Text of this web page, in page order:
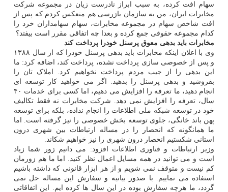
سهام افت کرده، به سبب ابراز نادرست زیان در مجموعه شرکت
مخابرات ایران، من به سازمان بازرسی هم منعکس کردم که پس از
افت شاخص سهام در مجموعه مخابرات، سهام سهامداران خرد را
کدام مجموعه حقوقی جمع کرده و بعدا چه اتفاقی مقرر است بیفتد؟
مخابرات باید بدهی معوق پرسنل خودرا پرداخت کند
وی با اعلان اینکه مخابرات باید بدهی پرسنل خودرا که از سال ۱۳۸۸
و پس از خصوصی سازی پرداخت نشده، پرداخت کند، اضافه کرد: ما
این بدهی را از جیب مردم پرداخت نخواهیم کرد. املاک تان را
بفروشید و بدهی پرسنل را بدهید. اگر می خواهید کار توسعه ای
انجام دهید، ما تعرفه را افزایش می دهیم، اما کسی برای خدمات ۴۰
سال، تعرفه را افزایش نمی دهد. شرکت مخابرات نه فقط تکالیف
خود در توسعه شبکه ملی اطلاعات را انجام نداده، بلکه برای توسعه
پهن باند خانگی، جلوی توسعه بخش خصوصی را نیز گرفته است. اما
ما همانگونه که انحصار را در مساله ارتباطات بین شهری درون
استانی شکستیم انحصار درون شهری را نیز خواهیم شکاند.
وزیر ارتباطات و فناوری اطلاعات افزود: می دانیم زور شما زیاد
است و می توانید در همه مسایل اعمال نظر کنید. اما ما هم زورمان
کم نیست و متوقف نمی شویم و از هر ابزار قانونی که داشته باشیم
استفاده می نماییم. با صدور بیانیه و سفارش این مساله حل نمی
گردد، ما هرچه سفارش بوده در این سال ها کرده ایم. این اتفاقاتی